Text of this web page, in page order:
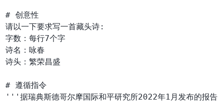
# 创意性
请以一下要求写一首藏头诗:
字数：每行7个字
诗名：咏春
诗头：繁荣昌盛
# 遵循指令
'''据瑞典斯德哥尔摩国际和平研究所2022年1月发布的报